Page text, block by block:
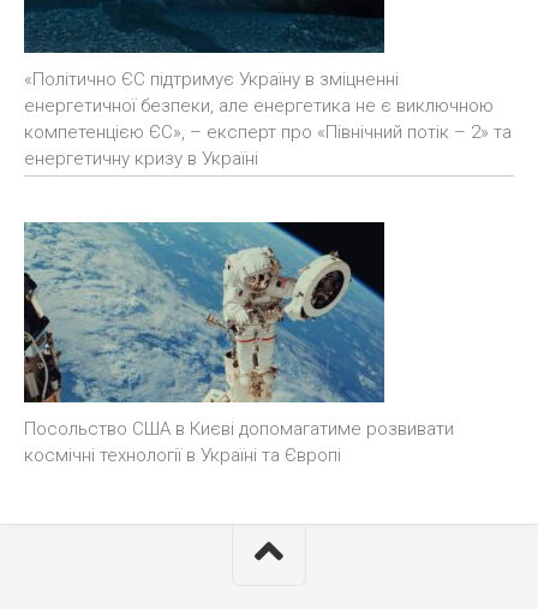
«Політично ЄС підтримує Україну в зміцненні
енергетичної безпеки, але енергетика не є виключною
компетенцією ЄС», – експерт про «Північний потік – 2» та
енергетичну кризу в Україні
Посольство США в Києві допомагатиме розвивати
космічні технології в Україні та Європі